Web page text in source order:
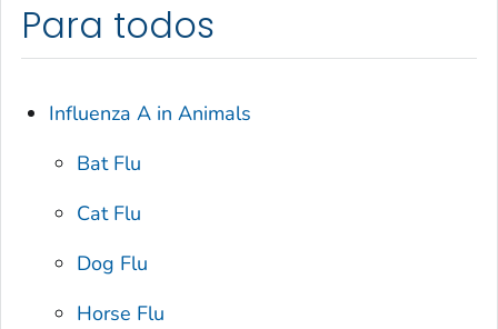
Para todos
Influenza A in Animals
Bat Flu
Cat Flu
Dog Flu
Horse Flu